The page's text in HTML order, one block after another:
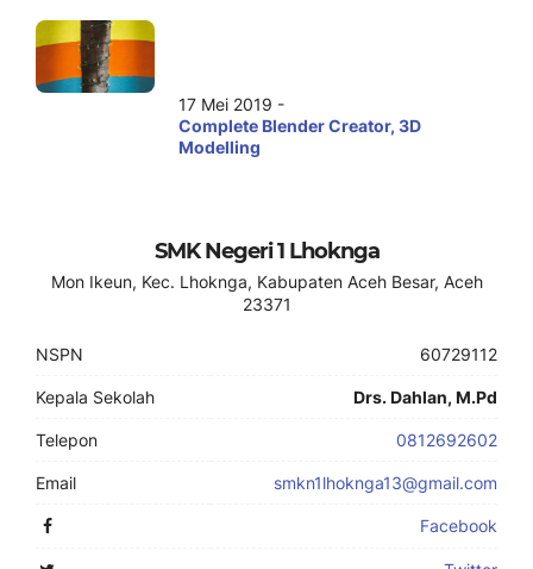
17 Mei 2019 -
Complete Blender Creator, 3D
Modelling
SMK Negeri 1 Lhoknga
Mon Ikeun, Kec. Lhoknga, Kabupaten Aceh Besar, Aceh
23371
NSPN 60729112
Kepala Sekolah Drs. Dahlan, M.Pd
Telepon 0812692602
Email smkn1lhoknga13@gmail.com
Facebook